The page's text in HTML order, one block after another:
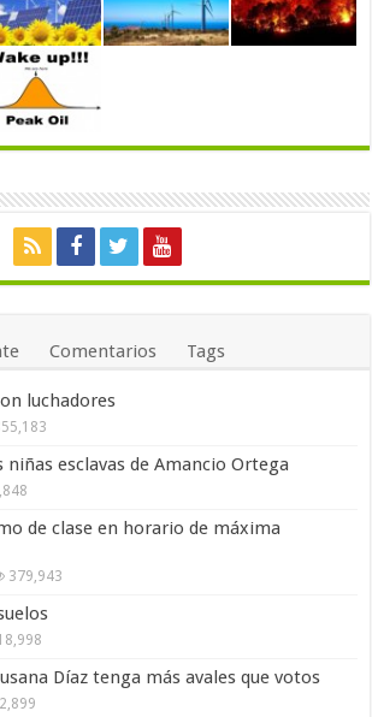
Comentarios Tags
luchadores
niñas esclavas de Amancio Ortega
de clase en horario de máxima
379,943
Díaz tenga más avales que votos